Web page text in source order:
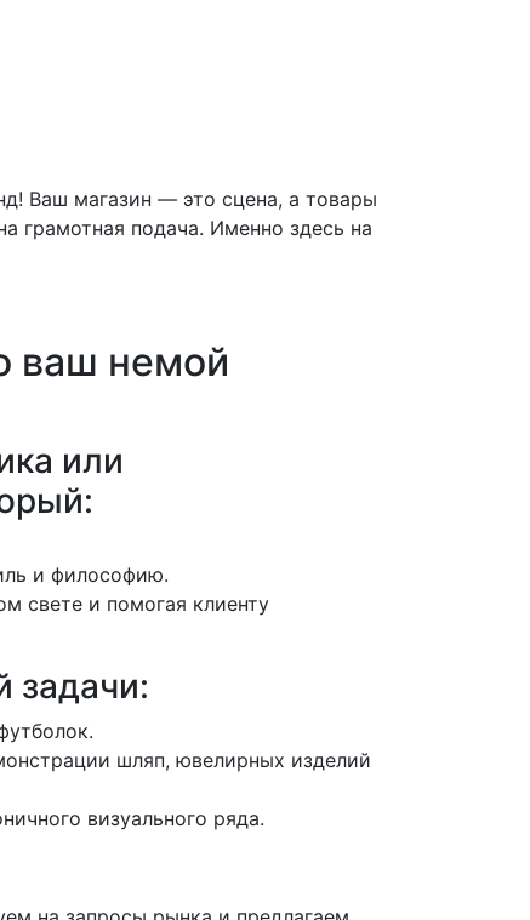
Ваш магазин — это сцена, а товары
грамотная подача. Именно здесь на
ваш немой
или
и философию.
свете и помогая клиенту
задачи:
шляп, ювелирных изделий
визуального ряда.